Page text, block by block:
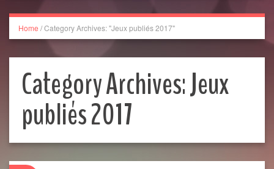
Home /Category Archives: "Jeux publiés 2017"
Category Archives:Jeux
publiés 2017